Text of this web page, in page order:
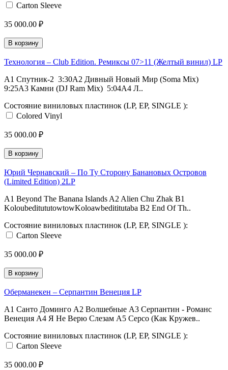
Carton Sleeve
35 000.00 ₽
В корзину
Технология ‎– Club Edition. Ремиксы 07>11 (Желтый винил) LP
A1 Спутник-2 3:30A2 Дивный Новый Мир (Soma Mix)
9:25A3 Камни (DJ Ram Mix) 5:04A4 Л..
Состояние виниловых пластинок (LP, EP, SINGLE ):
Colored Vinyl
35 000.00 ₽
В корзину
Юрий Чернавский ‎– По Ту Сторону Банановых Островов
(Limited Edition) 2LP
A1 Beyond The Banana Islands A2 Alien Chu Zhak B1
KoloubeditututowtowKoloawbedititutaba B2 End Of Th..
Состояние виниловых пластинок (LP, EP, SINGLE ):
Carton Sleeve
35 000.00 ₽
В корзину
Оберманекен ‎– Серпантин Венеция LP
A1 Санто Доминго A2 Волшебные A3 Серпантин - Романс
Венеция A4 Я Не Верю Слезам A5 Серсо (Как Кружев..
Состояние виниловых пластинок (LP, EP, SINGLE ):
Carton Sleeve
35 000.00 ₽